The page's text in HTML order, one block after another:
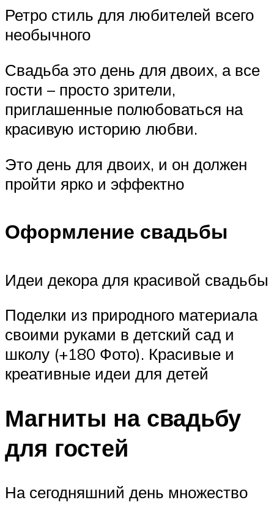
Ретро стиль для любителей всего
необычного
Свадьба это день для двоих, а все
гости – просто зрители,
приглашенные полюбоваться на
красивую историю любви.
Это день для двоих, и он должен
пройти ярко и эффектно
Оформление свадьбы
Идеи декора для красивой свадьбы
Поделки из природного материала
своими руками в детский сад и
школу (+180 Фото). Красивые и
креативные идеи для детей
Магниты на свадьбу
для гостей
На сегодняшний день множество